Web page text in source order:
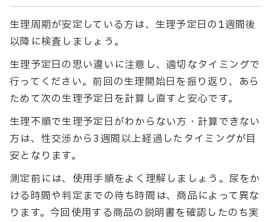
生理周期が安定している方は、生理予定日の1週間後
以降に検査しましょう。
生理予定日の思い違いに注意し、適切なタイミングで
行ってください。前回の生理開始日を振り返り、あら
ためて次の生理予定日を計算し直すと安心です。
生理不順で生理予定日がわからない方・計算できない
方は、性交渉から3週間以上経過したタイミングが目
安となります。
測定前には、使用手順をよく理解しましょう。尿をか
ける時間や判定までの待ち時間は、商品によって異な
ります。今回使用する商品の説明書を確認したのち実